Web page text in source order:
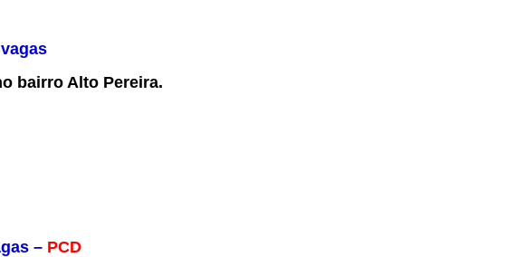
bairro Alto Pereira.
s – PCD